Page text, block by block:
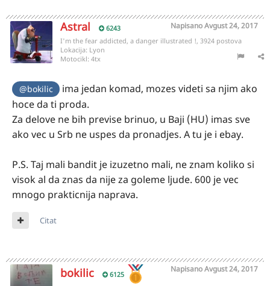
Astral 6243 NapisanoAvgust 24, 2017
I'm the fear addicted, a danger illustrated !, 3924 postova
Lokacija: Lyon
Motocikl: 4tx
@bokilic
ima jedan komad, mozes videti sa njim ako
hoce da ti proda.
Za delove ne bih previse brinuo, u Baji (HU) imas sve
ako vec u Srb ne uspes da pronadjes. A tu je i ebay.
P.S. Taj mali bandit je izuzetno mali, ne znam koliko si
visok al da znas da nije za goleme ljude. 600 je vec
mnogo prakticnija naprava.
Citat
bokilic 6125
NapisanoAvgust 24, 2017